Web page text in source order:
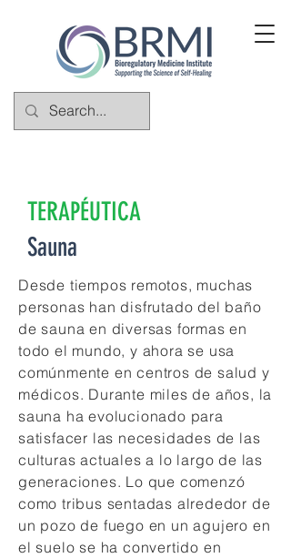
TERAPÉUTICA
Sauna
Desde tiempos remotos, muchas
personas han disfrutado del baño
de sauna en diversas formas en
todo el mundo, y ahora se usa
comúnmente en centros de salud y
médicos. Durante miles de años, la
sauna ha evolucionado para
satisfacer las necesidades de las
culturas actuales a lo largo de las
generaciones. Lo que comenzó
como tribus sentadas alrededor de
un pozo de fuego en un agujero en
el suelo se ha convertido en